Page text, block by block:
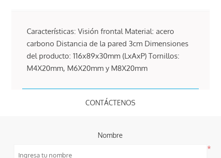
Características: Visión frontal Material: acero
carbono Distancia de la pared 3cm Dimensiones
del producto: 116x89x30mm (LxAxP) Tornillos:
M4X20mm, M6X20mm y M8X20mm
CONTÁCTENOS
Nombre
*